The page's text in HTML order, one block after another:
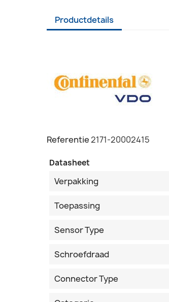
Productdetails
Referentie2171-20002415
Datasheet
Verpakking
Toepassing
Sensor Type
Schroefdraad
Connector Type